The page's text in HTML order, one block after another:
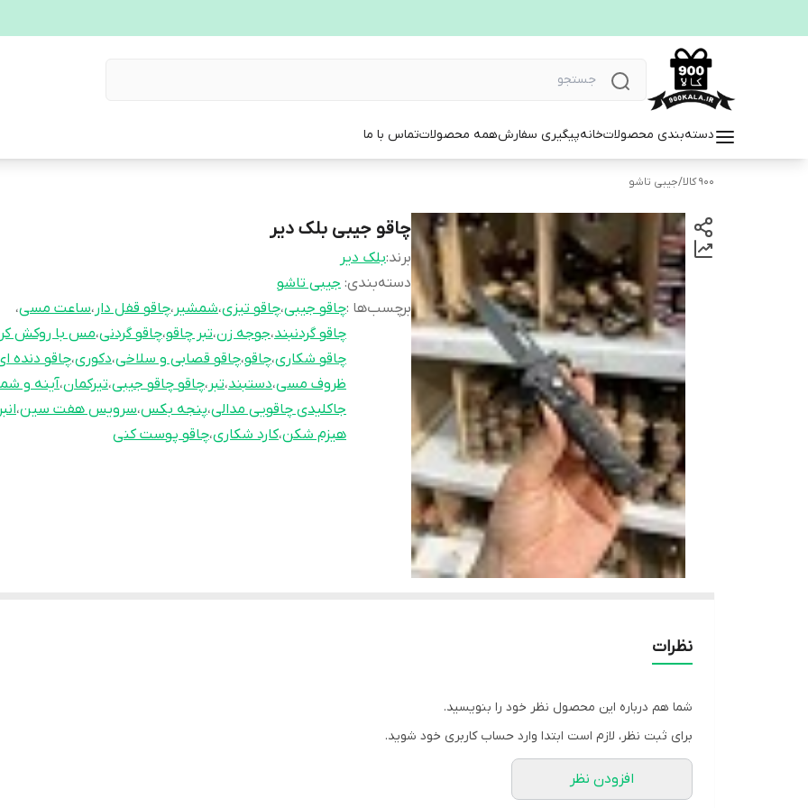
دسته‌بندی محصولاتخانهپیگیری سفارشهمه محصولاتتماس با ما
900 کالا /جیبی تاشو
چاقو جیبی بلک دیر
برند:بلک دیر
دسته‌بندی: جیبی تاشو
برچسب‌ها :چاقو جیبی،چاقو تیزی،شمشیر ،چاقو قفل دار ،ساعت مسی،
چاقو گردنبند،جوجه زن،تبر چاقو،چاقو گردنی،مس با روکش
چاقو شکاری،چاقو،چاقو قصابی و سلاخی،دکوری،چاقو دنده
ظروف مسی،دستبند،تبر ،چاقو چاقو جیبی،تیرکمان،آینه و
جاکلیدی چاقویی مدالی،پنجه بکس،سرویس هفت سین،انبر
هیزم شکن،کارد شکاری،چاقو پوست کنی
نظرات
شما هم درباره این محصول نظر خود را بنویسید.
برای ثبت نظر، لازم است ابتدا وارد حساب کاربری خود شوید.
افزودن نظر